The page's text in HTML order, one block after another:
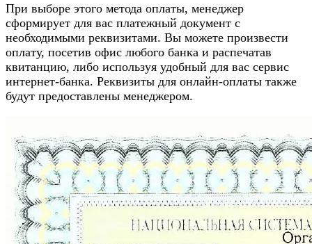
При выборе этого метода оплаты, менеджер
сформирует для вас платежный документ с
необходимыми реквизитами. Вы можете произвести
оплату, посетив офис любого банка и распечатав
квитанцию, либо используя удобный для вас сервис
интернет-банка. Реквизиты для онлайн-оплаты также
будут предоставлены менеджером.